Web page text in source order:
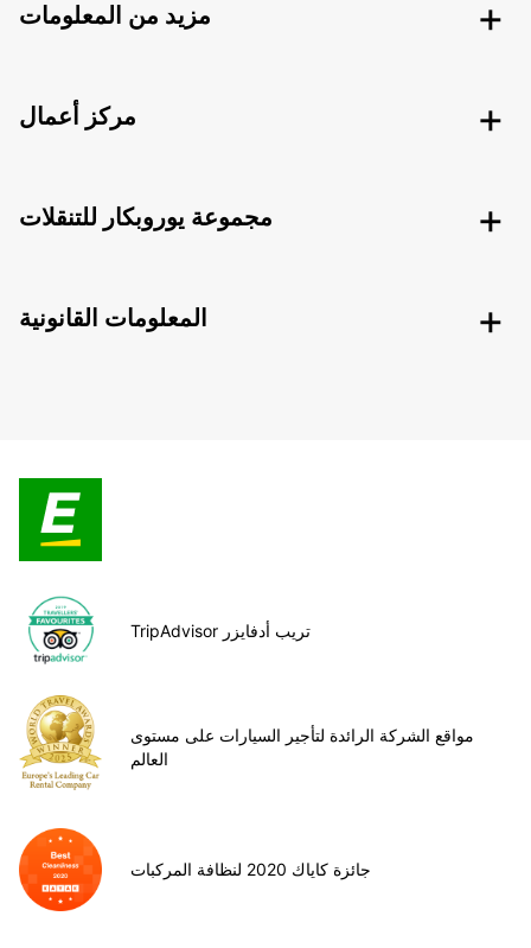
مزيد من المعلومات
مركز أعمال
مجموعة يوروبكار للتنقلات
المعلومات القانونية
TripAdvisor تريب أدفايزر
مواقع الشركة الرائدة لتأجير السيارات على مستوى
العالم
جائزة كاياك 2020 لنظافة المركبات